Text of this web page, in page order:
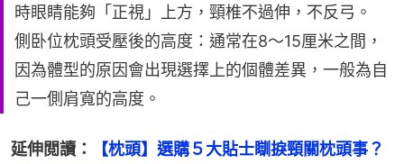
時眼睛能夠「正視」上方，頸椎不過伸，不反弓。
側卧位枕頭受壓後的高度：通常在8～15厘米之間，
因為體型的原因會出現選擇上的個體差異，一般為自
己一側肩寬的高度。
延伸閲讀：
【枕頭】選購５大貼士瞓捩頸關枕頭事？